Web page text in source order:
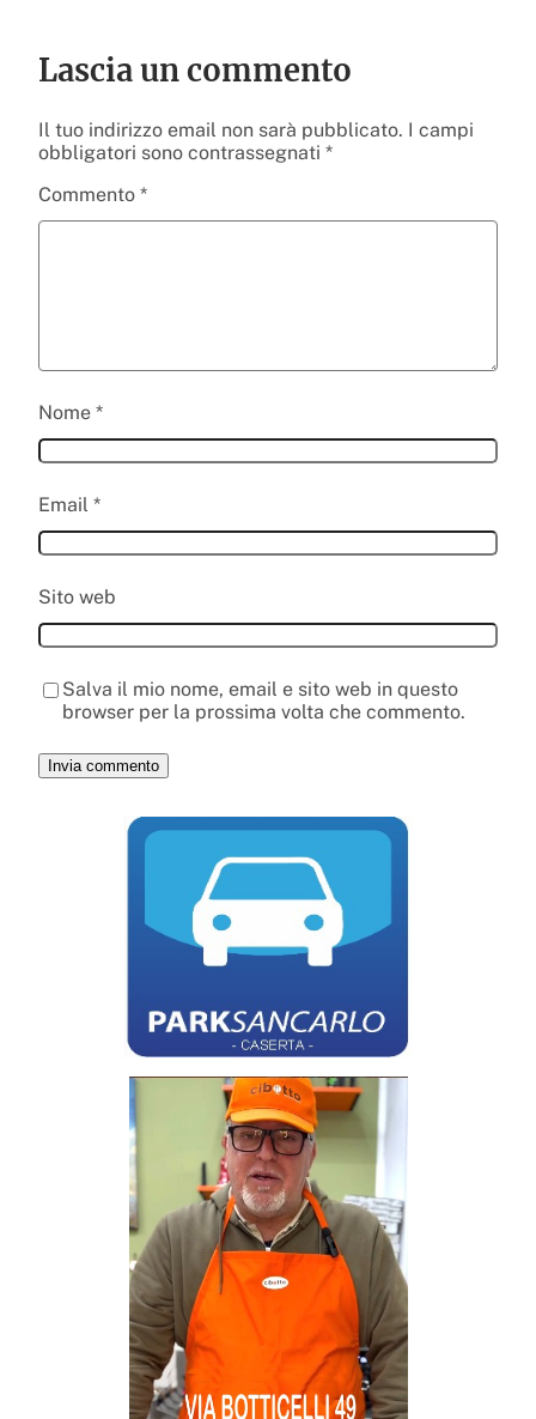
Lascia un commento
Il tuo indirizzo email non sarà pubblicato. I campi
obbligatori sono contrassegnati *
Commento *
Nome *
Email *
Sito web
Salva il mio nome, email e sito web in questo
browser per la prossima volta che commento.